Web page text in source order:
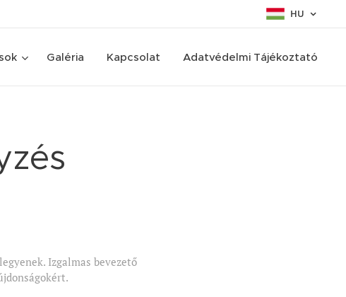
HU
Galéria Kapcsolat Adatvédelmi Tájékoztató
Izgalmas bevezető